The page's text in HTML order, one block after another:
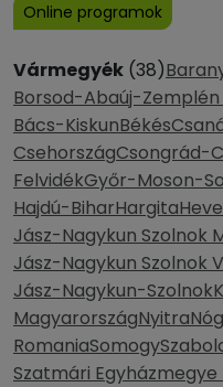
Online programok
Vármegyék (38)
Borsod-Abaúj-
Bács-KiskunBékés
CsehországCsongrád-
FelvidékGyőr-Moson-
Hajdú-BiharHargita
Jász-Nagykun Szolnok
Jász-Nagykun Szolnok
Jász-Nagykun-Szolnok
MagyarországNyitra
RomaniaSomogy
Szatmári